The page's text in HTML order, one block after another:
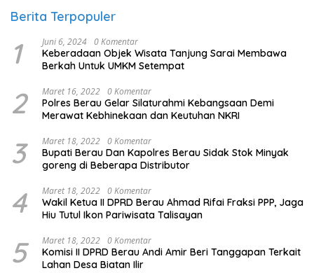
Berita Terpopuler
1 Juni 6, 2024 0 Komentar
Keberadaan Objek Wisata Tanjung Sarai Membawa
Berkah Untuk UMKM Setempat
2 Maret 16, 2022 0 Komentar
Polres Berau Gelar Silaturahmi Kebangsaan Demi
Merawat Kebhinekaan dan Keutuhan NKRI
3 Maret 18, 2022 0 Komentar
Bupati Berau Dan Kapolres Berau Sidak Stok Minyak
goreng di Beberapa Distributor
4 Maret 18, 2022 0 Komentar
Wakil Ketua II DPRD Berau Ahmad Rifai Fraksi PPP, Jaga
Hiu Tutul Ikon Pariwisata Talisayan
5 Maret 18, 2022 0 Komentar
Komisi II DPRD Berau Andi Amir Beri Tanggapan Terkait
Lahan Desa Biatan Ilir